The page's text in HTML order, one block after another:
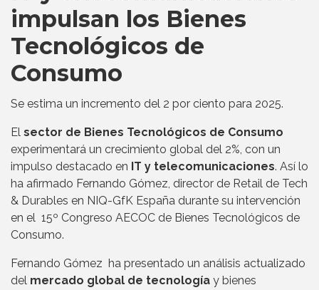
impulsan los Bienes
Tecnológicos de
Consumo
Se estima un incremento del 2 por ciento para 2025.
El sector de Bienes Tecnológicos de Consumo
experimentará un crecimiento global del 2%, con un
impulso destacado en IT y telecomunicaciones. Así lo
ha afirmado Fernando Gómez, director de Retail de Tech
& Durables en NIQ-GfK España durante su intervención
en el 15º Congreso AECOC de Bienes Tecnológicos de
Consumo.
Fernando Gómez ha presentado un análisis actualizado
del mercado global de tecnología y bienes